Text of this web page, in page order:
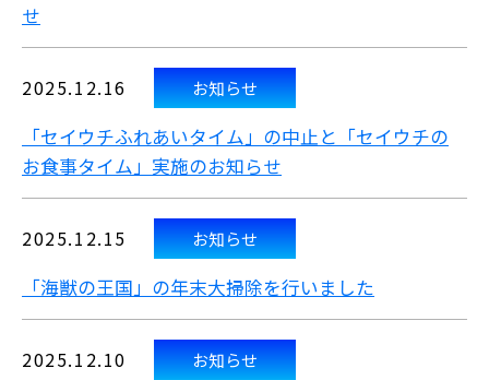
せ
2025.12.16 お知らせ
「セイウチふれあいタイム」の中止と「セイウチの
お食事タイム」実施のお知らせ
2025.12.15 お知らせ
「海獣の王国」の年末大掃除を行いました
2025.12.10 お知らせ